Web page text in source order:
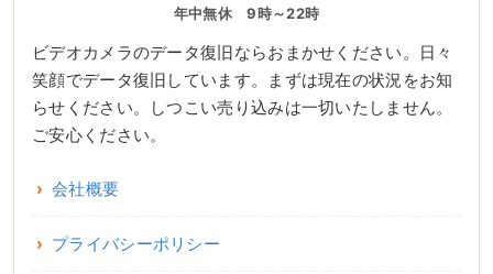
年中無休 9時～22時
ビデオカメラのデータ復旧ならおまかせください。日々
笑顔でデータ復旧しています。まずは現在の状況をお知
らせください。しつこい売り込みは一切いたしません。
ご安心ください。
会社概要
プライバシーポリシー